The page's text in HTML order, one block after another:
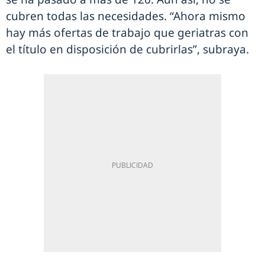
cubren todas las necesidades. “Ahora mismo
hay más ofertas de trabajo que geriatras con
el título en disposición de cubrirlas”, subraya.